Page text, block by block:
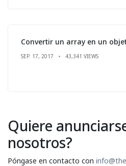
Convertir un array en un
SEP. 17, 2017 43,341 VIEWS
Quiere
nosotros?
Póngase en contacto con